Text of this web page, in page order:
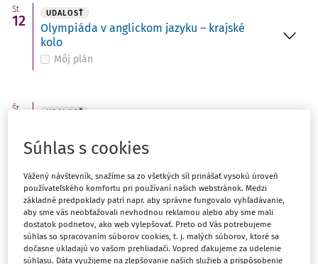
St
12 UDALOSŤ
Olympiáda v anglickom jazyku – krajské
kolo
Môj plán
Št UDALOSŤ
kolo
14 UDALOSŤ
Turnaj mladých fyzikov – krajské kolo
Môj plán
Súhlas s cookies
Vážený návštevník, snažíme sa zo všetkých síl prinášať vysokú úroveň
používateľského komfortu pri používaní našich webstránok. Medzi
základné predpoklady patrí napr. aby správne fungovalo vyhľadávanie,
aby sme vás neobťažovali nevhodnou reklamou alebo aby sme mali
dostatok podnetov, ako web vylepšovať. Preto od Vás potrebujeme
súhlas so spracovaním súborov cookies, t. j. malých súborov, ktoré sa
dočasne ukladajú vo vašom prehliadači. Vopred ďakujeme za udelenie
súhlasu. Dáta využijeme na zlepšovanie našich služieb a prispôsobenie